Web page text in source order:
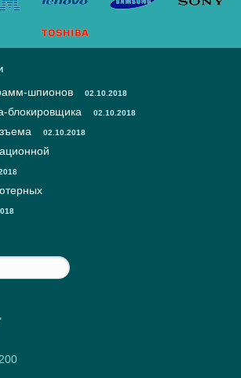
шпионов
02.10.2018
блокировщика 02.10.2018
02.10.2018